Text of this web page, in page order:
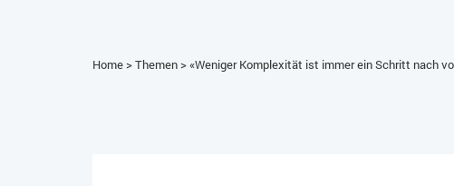
Home>Themen>«Weniger Komplexität ist immer ein Schritt nach